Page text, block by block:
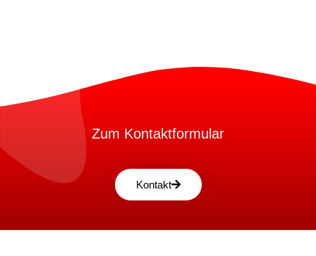
Zum Kontaktformular
Kontakt